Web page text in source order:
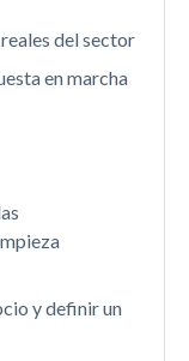
del sector
en marcha
y definir un